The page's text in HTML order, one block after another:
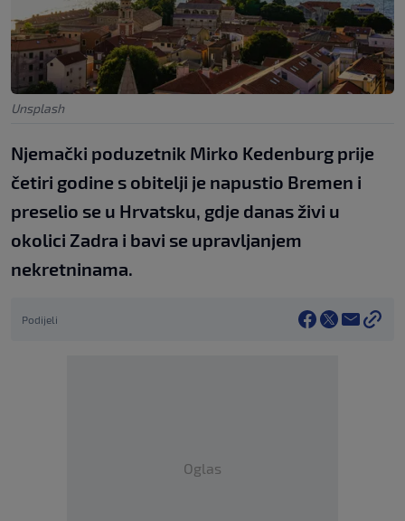
Unsplash
Njemački poduzetnik Mirko Kedenburg prije
četiri godine s obitelji je napustio Bremen i
preselio se u Hrvatsku, gdje danas živi u
okolici Zadra i bavi se upravljanjem
nekretninama.
Podijeli
Oglas